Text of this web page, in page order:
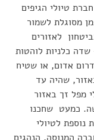
טיולי הגיפים
מסוגלת לשמור
לאזורים
כלניות לוהטות
אדום, או שטיח
שהיה עד
מפל זך באזור
כמעט  שחכנו
לטיולי
המנוסה, הנהגים